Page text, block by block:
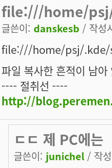
file:///home/
글쓴이: danskesb / 작성
file:///home/psj/.kde/
파일 복사한 흔적이 남아
---- 절취선 ----
http://
ㄷㄷ 제 PC에는
글쓴이: junichel / 작